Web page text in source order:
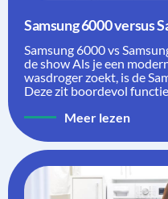
Samsung 6000 versus
Samsung 6000 vs
de show Als je een
wasdroger zoekt, is de
Deze zit boordevol
Meer lezen